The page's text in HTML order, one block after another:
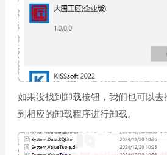
如果没找到卸载按钮，我们也可以
到相应的卸载程序进行卸载。